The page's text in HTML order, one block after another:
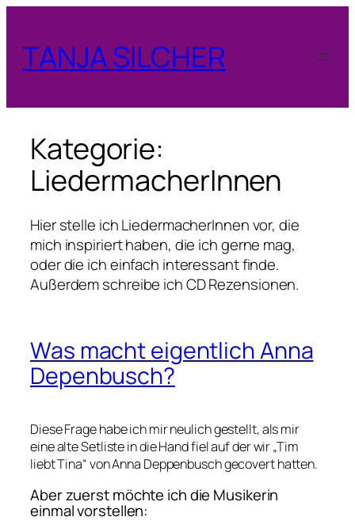
springen
TANJA SILCHER
Kategorie:
LiedermacherInnen
Hier stelle ich LiedermacherInnen vor, die
mich inspiriert haben, die ich gerne mag,
oder die ich einfach interessant finde.
Außerdem schreibe ich CD Rezensionen.
Was macht eigentlich Anna
Depenbusch?
Diese Frage habe ich mir neulich gestellt, als mir
eine alte Setliste in die Hand fiel auf der wir „Tim
liebt Tina“ von Anna Deppenbusch gecovert hatten.
Aber zuerst möchte ich die Musikerin
einmal vorstellen: